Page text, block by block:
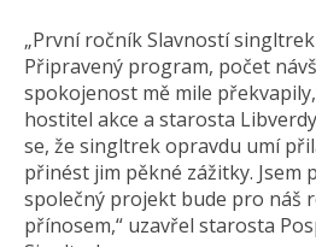
„První ročník Slavností
Připravený program, počet
spokojenost mě mile
hostitel akce a starosta
se, že singltrek opravdu umí
přinést jim pěkné zážitky. Jsem
společný projekt bude pro náš
přínosem,“ uzavřel starosta